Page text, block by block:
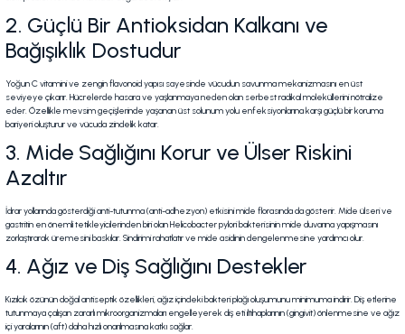
2. Güçlü Bir Antioksidan Kalkanı ve
Bağışıklık Dostudur
Yoğun C vitamini ve zengin flavonoid yapısı sayesinde vücudun savunma mekanizmasını en üst
seviyeye çıkarır. Hücrelerde hasara ve yaşlanmaya neden olan serbest radikal moleküllerini nötralize
eder. Özellikle mevsim geçişlerinde yaşanan üst solunum yolu enfeksiyonlarına karşı güçlü bir koruma
bariyeri oluşturur ve vücuda zindelik katar.
3. Mide Sağlığını Korur ve Ülser Riskini
Azaltır
İdrar yollarında gösterdiği anti-tutunma (anti-adhezyon) etkisini mide florasında da gösterir. Mide ülseri ve
gastritin en önemli tetikleyicilerinden biri olanHelicobacter pyloribakterisinin mide duvarına yapışmasını
zorlaştırarak üremesini baskılar. Sindirimi rahatlatır ve mide asidinin dengelenmesine yardımcı olur.
4. Ağız ve Diş Sağlığını Destekler
Kızılcık özünün doğal antiseptik özellikleri, ağız içindeki bakteri plağı oluşumunu minimuma indirir. Diş etlerine
tutunmaya çalışan zararlı mikroorganizmaları engelleyerek diş eti iltihaplarının (gingivit) önlenmesine ve ağız
içi yaralarının (aft) daha hızlı onarılmasına katkı sağlar.